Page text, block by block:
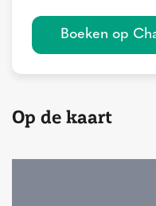
Boeken op
Op de kaart